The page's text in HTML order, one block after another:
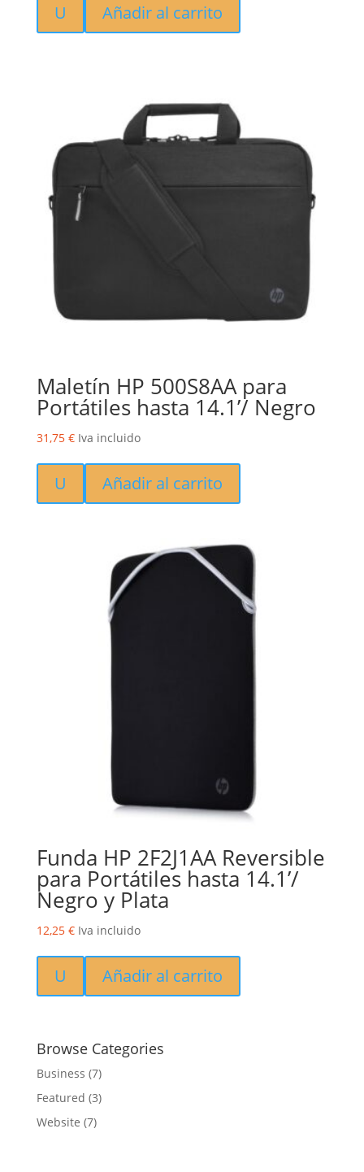
U Añadir al carrito
Maletín HP 500S8AA para
Portátiles hasta 14.1’/ Negro
31,75 € Iva incluido
U Añadir al carrito
Funda HP 2F2J1AA Reversible
para Portátiles hasta 14.1’/
Negro y Plata
12,25 € Iva incluido
U Añadir al carrito
Browse Categories
Business (7)
Featured (3)
Website (7)